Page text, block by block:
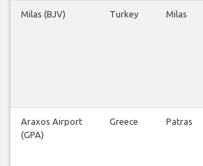
Milas (BJV) Turkey Milas
Araxos Airport
(GPA)
Greece Patras